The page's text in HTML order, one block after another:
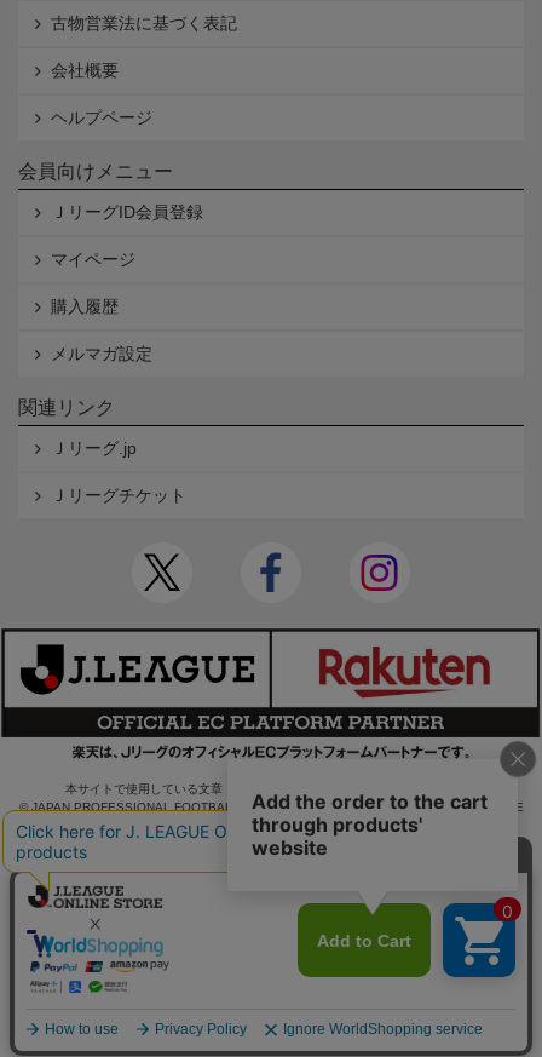
古物営業法に基づく表記
会社概要
ヘルプページ
会員向けメニュー
ＪリーグID会員登録
マイページ
購入履歴
メルマガ設定
関連リンク
Ｊリーグ.jp
Ｊリーグチケット
本サイトで使用している文章・画像等の無断での複製・転載を禁止します。
© JAPAN PROFESSIONAL FOOTBALL LEAGUE Rakuten Group, Inc. ALL RIGHTS RE
SERVED.